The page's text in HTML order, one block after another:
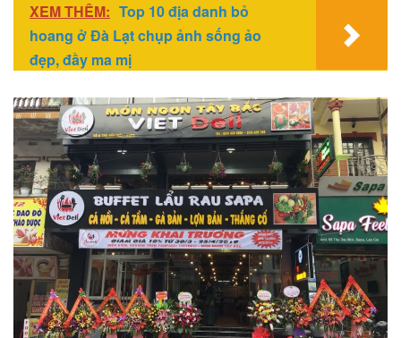
XEM THÊM: Top 10 địa danh bỏ
hoang ở Đà Lạt chụp ảnh sống ảo
đẹp, đầy ma mị